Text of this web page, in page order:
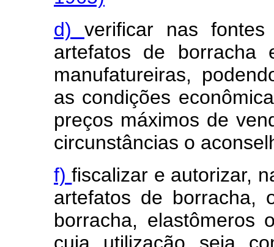
d) verificar nas
artefatos de borracha
manufatureiras,
as condições
preços máximos de
circunstâncias o
f)fiscalizar e autorizar,
artefatos de borracha,
borracha, elastômeros